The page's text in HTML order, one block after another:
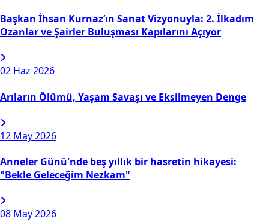
Başkan İhsan Kurnaz’ın Sanat Vizyonuyla: 2. İlkadım
Ozanlar ve Şairler Buluşması Kapılarını Açıyor
02 Haz 2026
Arıların Ölümü, Yaşam Savaşı ve Eksilmeyen Denge
12 May 2026
Anneler Günü'nde beş yıllık bir hasretin hikayesi:
"Bekle Geleceğim Nezkam"
08 May 2026